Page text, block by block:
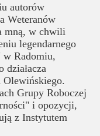
autorów
Weteranów
mną, w chwili
legendarnego
Radomiu,
działacza
Olewińskiego.
Grupy Roboczej
i opozycji,
z Instytutem